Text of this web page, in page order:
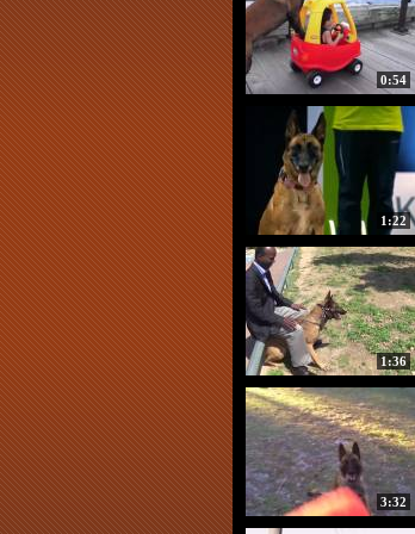
0:54
1:22
1:36
3:32